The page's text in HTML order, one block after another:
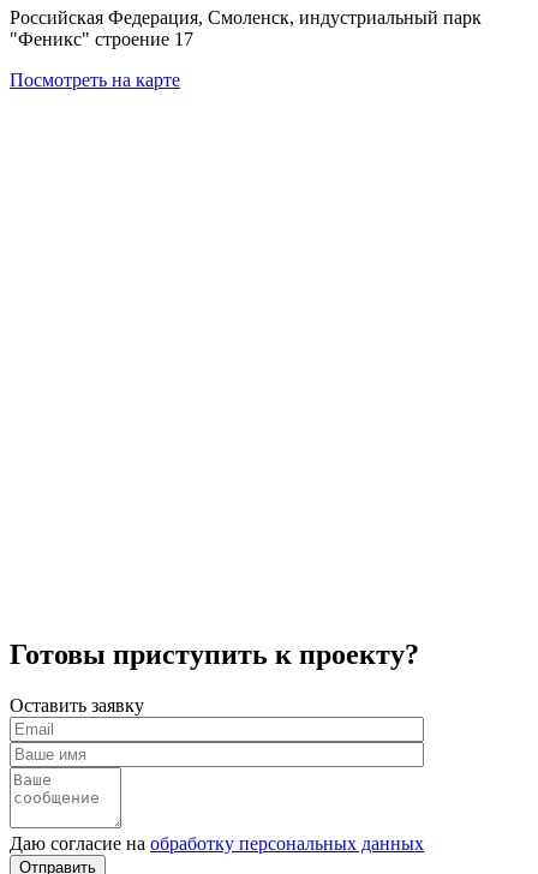
Российская Федерация, Смоленск, индустриальный парк
"Феникс" строение 17
Посмотреть на карте
Готовы приступить к проекту?
Оставить заявку
Даю согласие на обработку персональных данных